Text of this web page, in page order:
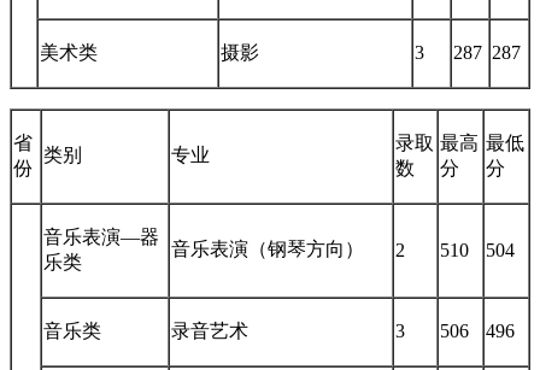
美术类 摄影 3 287 287
省
份
类别 专业
录取
数
最高
分
最低
分
音乐表演—器
乐类
音乐表演（钢琴方向） 2 510 504
音乐类 录音艺术 3 506 496